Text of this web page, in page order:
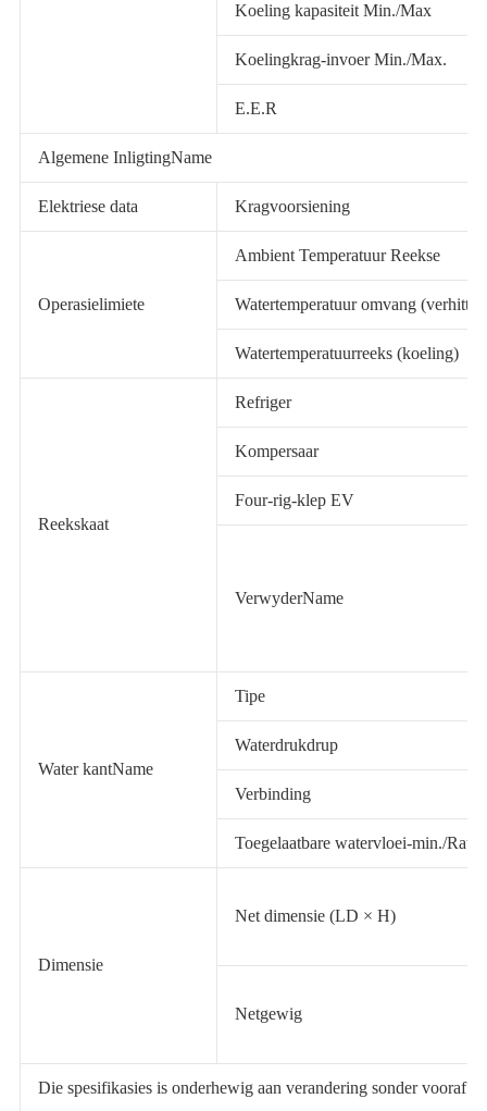
Koeling kapasiteit Min./Max
Koelingkrag-invoer Min./Max.
E.E.R
Algemene InligtingName
Elektriese data Kragvoorsiening
Operasielimiete
Ambient Temperatuur Reekse
Watertemperatuur omvang
Watertemperatuurreeks (koeling)
Reekskaat
Refriger
Kompersaar
Four-rig-klep EV
VerwyderName
Water kantName
Tipe
Waterdrukdrup
Verbinding
Toegelaatbare watervloei-min./
Dimensie
Net dimensie (LD × H)
Netgewig
Die spesifikasies is onderhewig aan verandering sonder vooraf